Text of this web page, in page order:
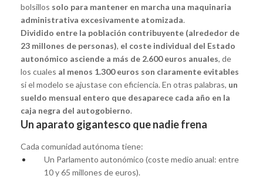
bolsillos solo para mantener en marcha una maquinaria
administrativa excesivamente atomizada.
Dividido entre la población contribuyente (alrededor de
23 millones de personas), el coste individual del Estado
autonómico asciende a más de 2.600 euros anuales, de
los cuales al menos 1.300 euros son claramente evitables
si el modelo se ajustase con eficiencia. En otras palabras, un
sueldo mensual entero que desaparece cada año en la
caja negra del autogobierno.
Un aparato gigantesco que nadie frena
Cada comunidad autónoma tiene:
Un Parlamento autonómico (coste medio anual: entre
10 y 65 millones de euros).